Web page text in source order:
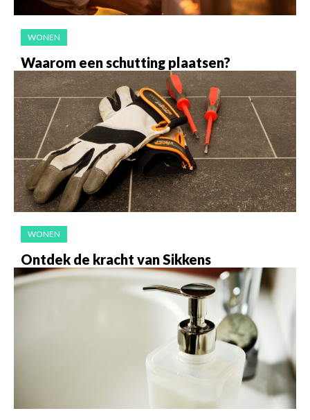
WONEN
Waarom een schutting plaatsen?
WONEN
Ontdek de kracht van Sikkens